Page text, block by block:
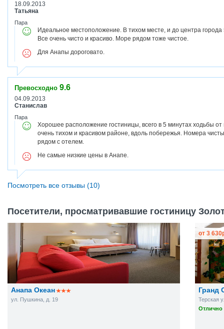
18.09.2013
Татьяна
Пара
Идеальное местоположение. В тихом месте, и до центра
Все очень чисто и красиво. Море рядом тоже чистое.
Для Анапы дороговато.
Превосходно 9.6
04.09.2013
Станислав
Пара
Хорошее расположение гостиницы, всего в 5 минутах ходьбы
очень тихом и красивом районе, вдоль побережья. Номера
рядом с отелем.
Не самые низкие цены в Анапе.
Посмотреть все отзывы (10)
Посетители, просматривавшие гостиницу
Анапа Океан
ул. Пушкина, д. 19
Гранд
Терская
Отлично
от 3 630